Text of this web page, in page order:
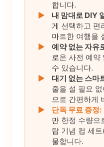
합니다.
▶
내 맘대로 DIY
게 선택하고 편
마트한 여행을
▶
예약 없는 자유
로운 사전 예약
수 있습니다.
▶
대기 없는 스마
줄을 설 필요
으로 간편하게
▶
단독 무료 증정:
만 한정 수량으
탑 기념 컵 세
물합니다.